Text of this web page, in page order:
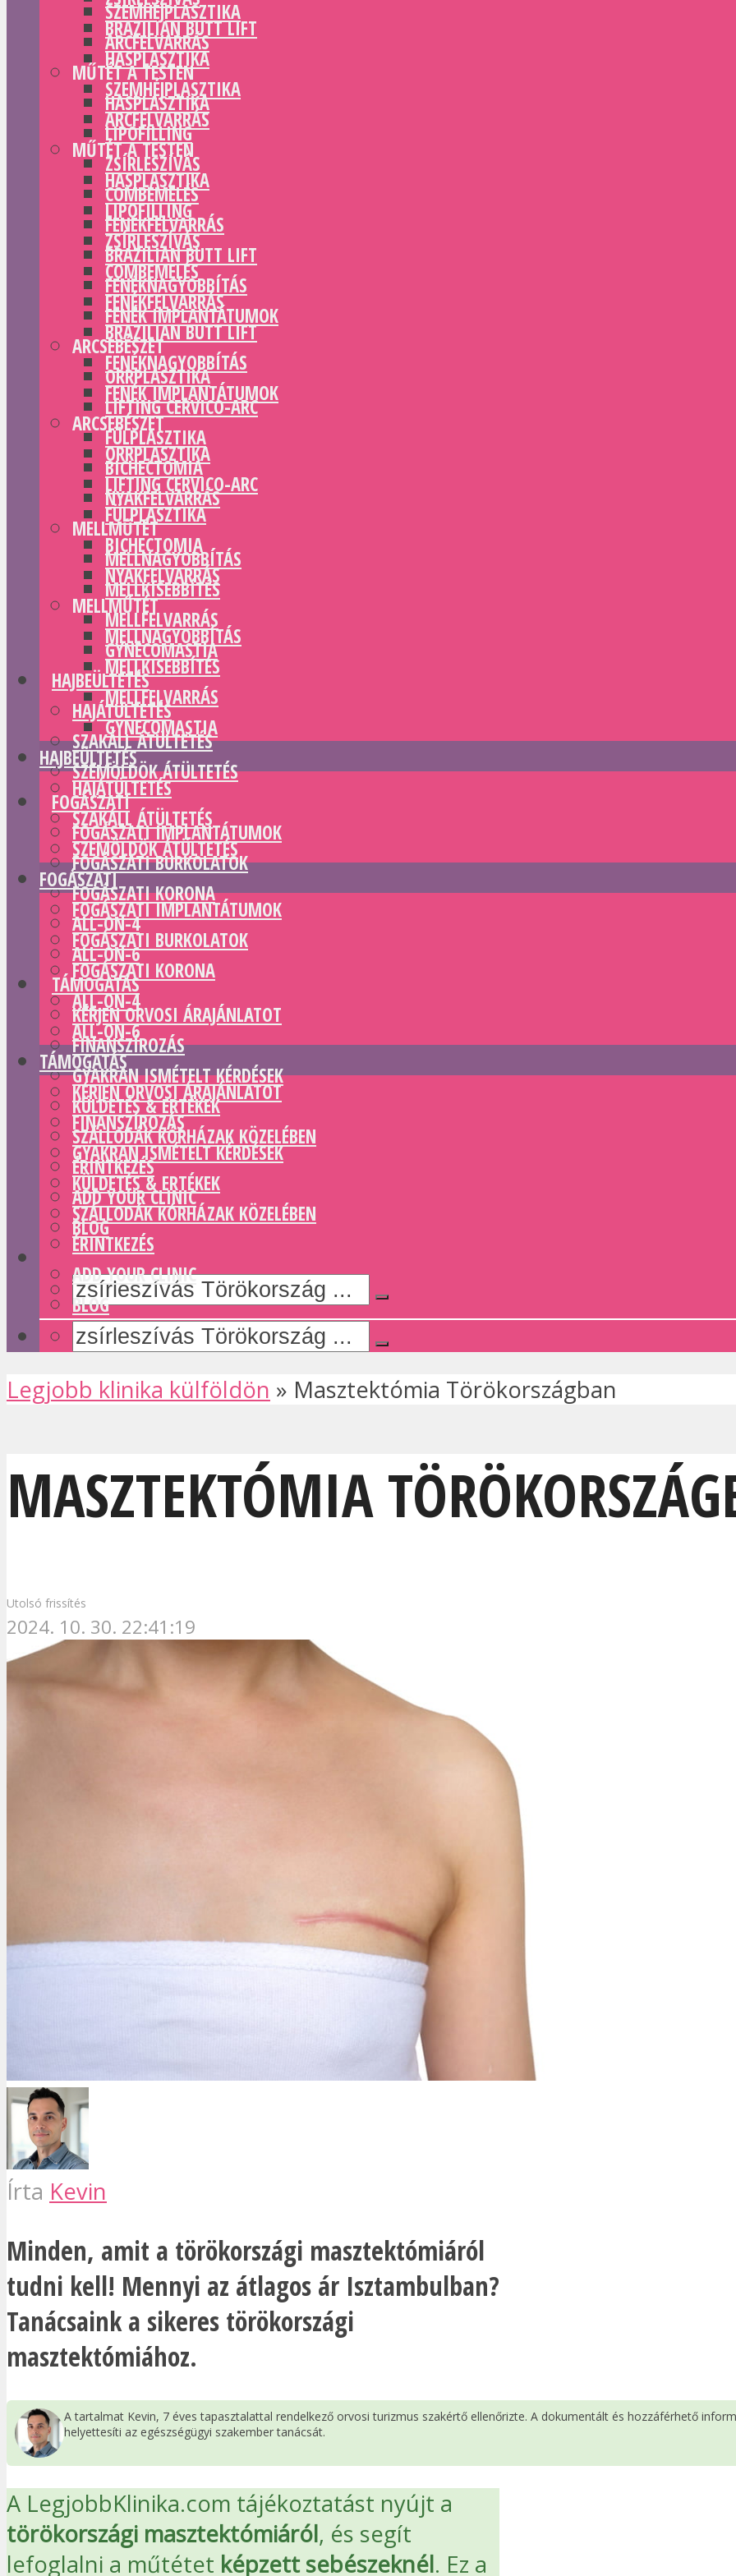
SZEMHÉJPLASZTIKA
ARCFELVARRÁS
MŰTÉT A TESTEN
HASPLASZTIKA
LIPOFILLING
ZSÍRLESZÍVÁS
COMBEMELÉS
FENÉKFELVARRÁS
BRAZILIAN BUTT LIFT
FENÉKNAGYOBBÍTÁS
FENÉK IMPLANTÁTUMOK
ARCSEBÉSZET
ORRPLASZTIKA
LIFTING CERVICO-ARC
FÜLPLASZTIKA
BICHECTOMIA
NYAKFELVARRÁS
MELLMŰTÉT
MELLNAGYOBBÍTÁS
MELLKISEBBÍTÉS
MELLFELVARRÁS
GYNECOMASTIA
HAJBEÜLTETÉS
HAJÁTÜLTETÉS
SZAKÁLL ÁTÜLTETÉS
SZEMÖLDÖK ÁTÜLTETÉS
FOGÁSZATI
FOGÁSZATI IMPLANTÁTUMOK
FOGÁSZATI BURKOLATOK
FOGÁSZATI KORONA
ALL-ON-4
ALL-ON-6
TÁMOGATÁS
KÉRJEN ORVOSI ÁRAJÁNLATOT
FINANSZÍROZÁS
GYAKRAN ISMÉTELT KÉRDÉSEK
KÜLDETÉS & ERTÉKEK
SZÁLLODÁK KÓRHÁZAK KÖZELÉBEN
ÉRINTKEZÉS
ADD YOUR CLINIC
BLOG
BRAZILIAN BUTT LIFT
HASPLASZTIKA
SZEMHÉJPLASZTIKA
ARCFELVARRÁS
MŰTÉT A TESTEN
HASPLASZTIKA
LIPOFILLING
ZSÍRLESZÍVÁS
COMBEMELÉS
FENÉKFELVARRÁS
BRAZILIAN BUTT LIFT
FENÉKNAGYOBBÍTÁS
FENÉK IMPLANTÁTUMOK
ARCSEBÉSZET
ORRPLASZTIKA
LIFTING CERVICO-ARC
FÜLPLASZTIKA
BICHECTOMIA
NYAKFELVARRÁS
MELLMŰTÉT
MELLNAGYOBBÍTÁS
MELLKISEBBÍTÉS
MELLFELVARRÁS
GYNECOMASTIA
HAJBEÜLTETÉS
HAJÁTÜLTETÉS
SZAKÁLL ÁTÜLTETÉS
SZEMÖLDÖK ÁTÜLTETÉS
FOGÁSZATI
FOGÁSZATI IMPLANTÁTUMOK
FOGÁSZATI BURKOLATOK
FOGÁSZATI KORONA
ALL-ON-4
ALL-ON-6
TÁMOGATÁS
KÉRJEN ORVOSI ÁRAJÁNLATOT
FINANSZÍROZÁS
GYAKRAN ISMÉTELT KÉRDÉSEK
KÜLDETÉS & ERTÉKEK
SZÁLLODÁK KÓRHÁZAK KÖZELÉBEN
ÉRINTKEZÉS
ADD YOUR CLINIC
BLOG
Legjobb klinika külföldön » Masztektómia Törökországban
MASZTEKTÓMIA
Utolsó frissítés
2024. 10. 30. 22:41:19
Írta Kevin
Minden, amit a törökországi masztektómiáról
tudni kell! Mennyi az átlagos ár Isztambulban?
Tanácsaink a sikeres törökországi
masztektómiához.
A tartalmat Kevin, 7 éves tapasztalattal rendelkező orvosi turizmus szakértő ellenőrizte. A dokumentált és hozzáférhető
helyettesíti az egészségügyi szakember tanácsát.
A LegjobbKlinika.com tájékoztatást nyújt a
törökországi masztektómiáról, és segít
lefoglalni a műtétet képzett sebészeknél. Ez a